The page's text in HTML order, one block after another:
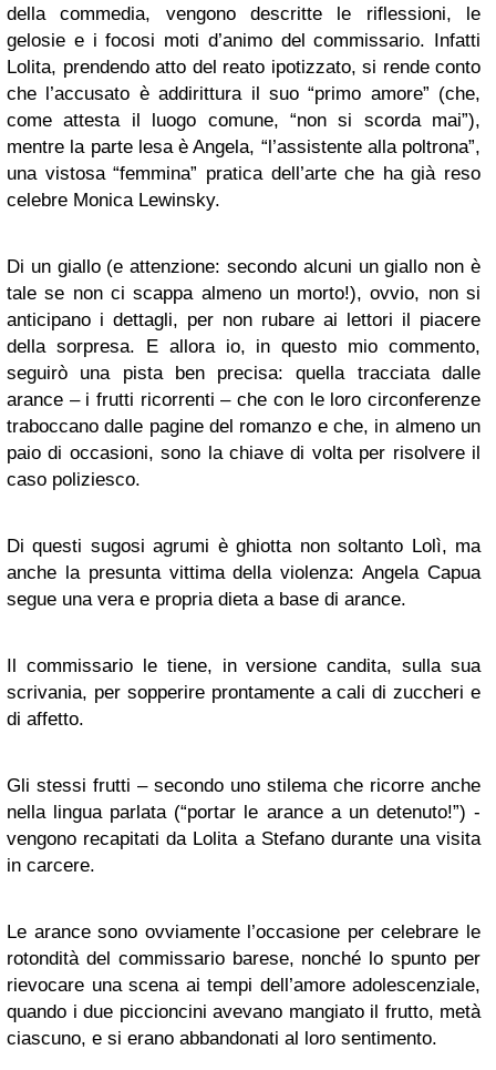
della commedia, vengono descritte le riflessioni, le
gelosie e i focosi moti d’animo del commissario. Infatti
Lolita, prendendo atto del reato ipotizzato, si rende conto
che l’accusato è addirittura il suo “primo amore” (che,
come attesta il luogo comune, “non si scorda mai”),
mentre la parte lesa è Angela, “l’assistente alla poltrona”,
una vistosa “femmina” pratica dell’arte che ha già reso
celebre Monica Lewinsky.
Di un giallo (e attenzione: secondo alcuni un giallo non è
tale se non ci scappa almeno un morto!), ovvio, non si
anticipano i dettagli, per non rubare ai lettori il piacere
della sorpresa. E allora io, in questo mio commento,
seguirò una pista ben precisa: quella tracciata dalle
arance – i frutti ricorrenti – che con le loro circonferenze
traboccano dalle pagine del romanzo e che, in almeno un
paio di occasioni, sono la chiave di volta per risolvere il
caso poliziesco.
Di questi sugosi agrumi è ghiotta non soltanto Lolì, ma
anche la presunta vittima della violenza: Angela Capua
segue una vera e propria dieta a base di arance.
Il commissario le tiene, in versione candita, sulla sua
scrivania, per sopperire prontamente a cali di zuccheri e
di affetto.
Gli stessi frutti – secondo uno stilema che ricorre anche
nella lingua parlata (“portar le arance a un detenuto!”) -
vengono recapitati da Lolita a Stefano durante una visita
in carcere.
Le arance sono ovviamente l’occasione per celebrare le
rotondità del commissario barese, nonché lo spunto per
rievocare una scena ai tempi dell’amore adolescenziale,
quando i due piccioncini avevano mangiato il frutto, metà
ciascuno, e si erano abbandonati al loro sentimento.